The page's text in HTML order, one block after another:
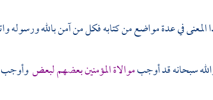
المعنى في عدة مواضع من كتابه فكل من آمن بالله ورسوله
سبحانه قد أوجبموالاة المؤمنين بعضهم لبعض